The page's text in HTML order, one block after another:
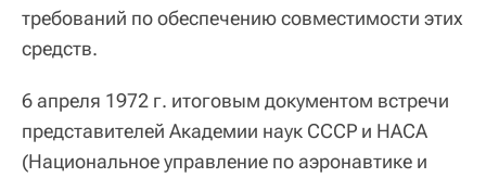
требований по обеспечению совместимости этих
средств.
6 апреля 1972 г. итоговым документом встречи
представителей Академии наук СССР и НАСА
(Национальное управление по аэронавтике и